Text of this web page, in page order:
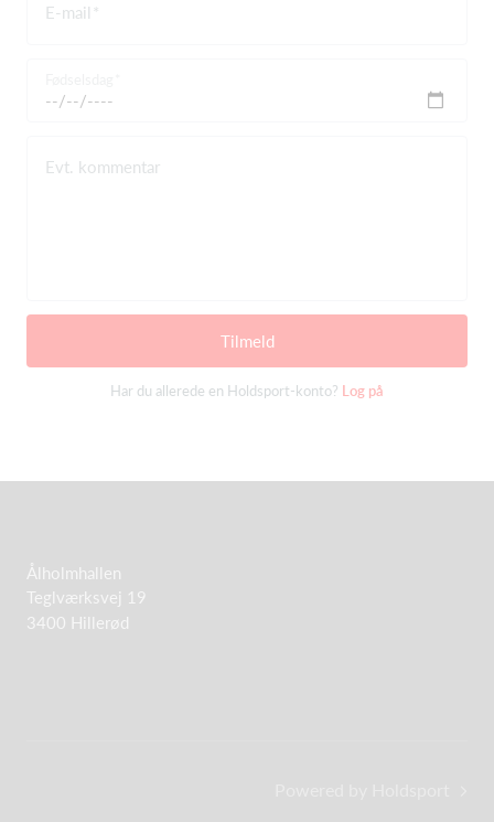
E-mail
Evt. kommentar
Tilmeld
Har du allerede en Holdsport-konto? Log på
Ålholmhallen
Teglværksvej 19
3400 Hillerød